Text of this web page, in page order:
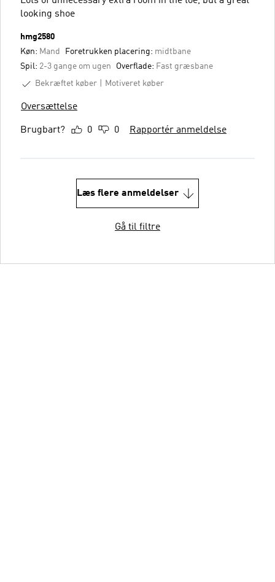
looking shoe
hmg2580
Køn: Mand Foretrukken placering: midtbane
Spil: 2-3 gange om ugen Overflade: Fast græsbane
Bekræftet køber
Motiveret køber
Oversættelse
Brugbart? 0 0 Rapportér anmeldelse
Læs flere anmeldelser
Gå til filtre